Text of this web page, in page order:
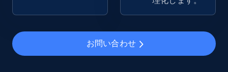
Rating, Reviews count, Images, Variations, and
more.
お問い合わせ